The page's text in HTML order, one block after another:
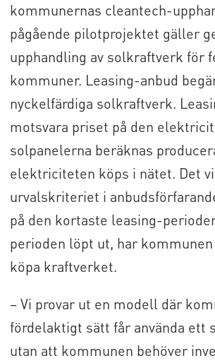
kommunernas cleantech-
pågående pilotprojektet gäller
upphandling av solkraftverk för
kommuner. Leasing-anbud
nyckelfärdiga solkraftverk.
motsvara priset på den
solpanelerna beräknas
elektriciteten köps i nätet. Det
urvalskriteriet i
på den kortaste leasing-
perioden löpt ut, har
köpa kraftverket.
– Vi provar ut en modell där
fördelaktigt sätt får använda ett
utan att kommunen behöver